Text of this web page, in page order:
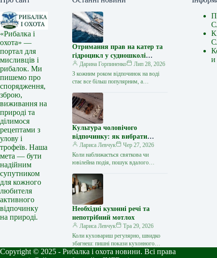
«Рибалка і
охота» —
портал для
мисливців і
рибалок. Ми
пишемо про
спорядження,
зброю,
виживання на
природі та
ділимося
рецептами з
улову і
трофеїв. Наша
мета — бути
надійним
супутником
для кожного
любителя
активного
відпочинку
на природі.
Отримання прав на катер та
гідроцикл у судношколі
«Либідь-А»: від теорії до
іспиту
Дарина Горпиненко
Лип 28, 2026
З кожним роком відпочинок на воді
стає все більш популярним, а
чи гідроциклом відкриває нові
горизонти…
Культура чоловічого
відпочинку: як вибрати
стильний та корисний
подарунок
Лариса Левчук
Чер 27, 2026
Коли наближається святкова чи
ювілейна подія, пошук вдалого
близької людини нерідко
перетворюється на складне завдання.
…
Необхідні кухонні речі та
непотрібний мотлох
Лариса Левчук
Тра 29, 2026
Коли куховариш регулярно, швидко
збагнеш: пишні покази кухонного
начиння – то зайве. Зібрала відвертий
и
Copyright © 2025 - Рибалка і охота новини. Всі права